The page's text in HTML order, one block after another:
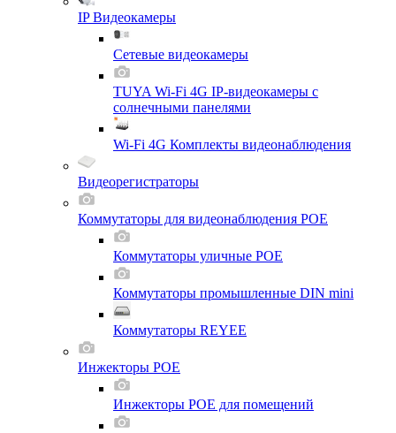
IP Видеокамеры
Сетевые видеокамеры
TUYA Wi-Fi 4G IP-видеокамеры с
солнечными панелями
Wi-Fi 4G Комплекты видеонаблюдения
Видеорегистраторы
Коммутаторы для видеонаблюдения POE
Коммутаторы уличные POE
Коммутаторы промышленные DIN mini
Коммутаторы REYEE
Инжекторы POE
Инжекторы POE для помещений